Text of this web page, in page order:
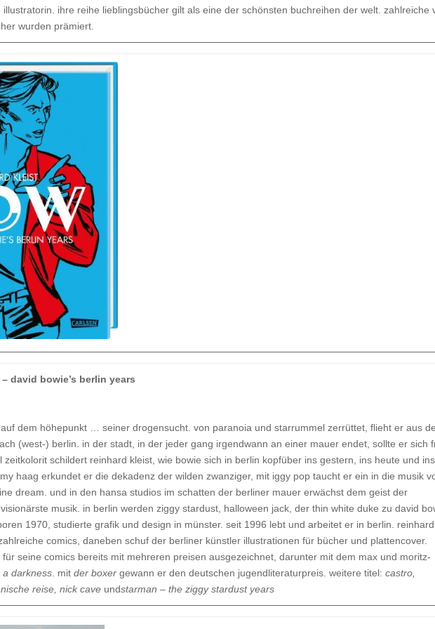
illustratorin. ihre reihe lieblingsbücher gilt als eine der schönsten buchreihen der welt. zahlreiche
wurden prämiert.
david bowie’s berlin years
dem höhepunkt … seiner drogensucht. von paranoia und starrummel zerrüttet, flieht er aus
(west-) berlin. in der stadt, in der jeder gang irgendwann an einer mauer endet, sollte er sich
zeitkolorit schildert reinhard kleist, wie bowie sich in berlin kopfüber ins gestern, ins heute und ins
haag erkundet er die dekadenz der wilden zwanziger, mit iggy pop taucht er ein in die musik
dream. und in den hansa studios im schatten der berliner mauer erwächst dem geist der
musik. in berlin werden ziggy stardust, halloween jack, der thin white duke zu david
1970, studierte grafik und design in münster. seit 1996 lebt und arbeitet er in berlin. reinhard
comics, daneben schuf der berliner künstler illustrationen für bücher und plattencover.
seine comics bereits mit mehreren preisen ausgezeichnet, darunter mit dem max und moritz-
a darkness. mit der boxer gewann er den deutschen jugendliteraturpreis. weitere titel: castro,
reise, nick cave undstarman – the ziggy stardust years